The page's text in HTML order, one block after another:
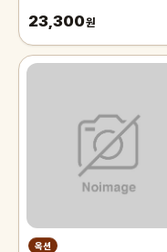
23,300원
옥션